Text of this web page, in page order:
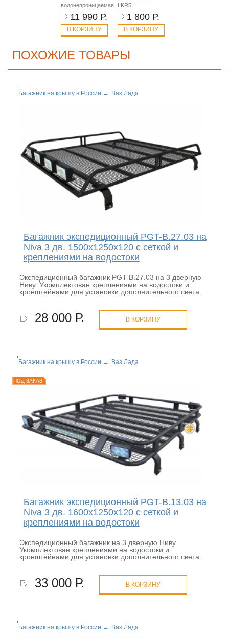
водонепроницаемая
11 990 Р.
В КОРЗИНУ
LKR5
1 800 Р.
В КОРЗИНУ
ПОХОЖИЕ ТОВАРЫ
Багажник на крышу в России → Ваз Лада
Багажник экспедиционный PGT-B.27.03 на
Niva 3 дв. 1500х1250х120 c сеткой и
креплениями на водостоки
Экспедиционный багажник PGT-B.27.03 на 3 дверную
Ниву. Укомплектован креплениями на водостоки и
кронштейнами для установки дополнительного света.
28 000 Р. В КОРЗИНУ
Багажник на крышу в России → Ваз Лада
ПОД ЗАКАЗ
Багажник экспедиционный PGT-B.13.03 на
Niva 3 дв. 1600х1250х120 с сеткой и
креплениями на водостоки
Экспедиционный багажник на 3 дверную Ниву.
Укомплектован креплениями на водостоки и
кронштейнами для установки дополнительного света.
33 000 Р. В КОРЗИНУ
Багажник на крышу в России → Ваз Лада